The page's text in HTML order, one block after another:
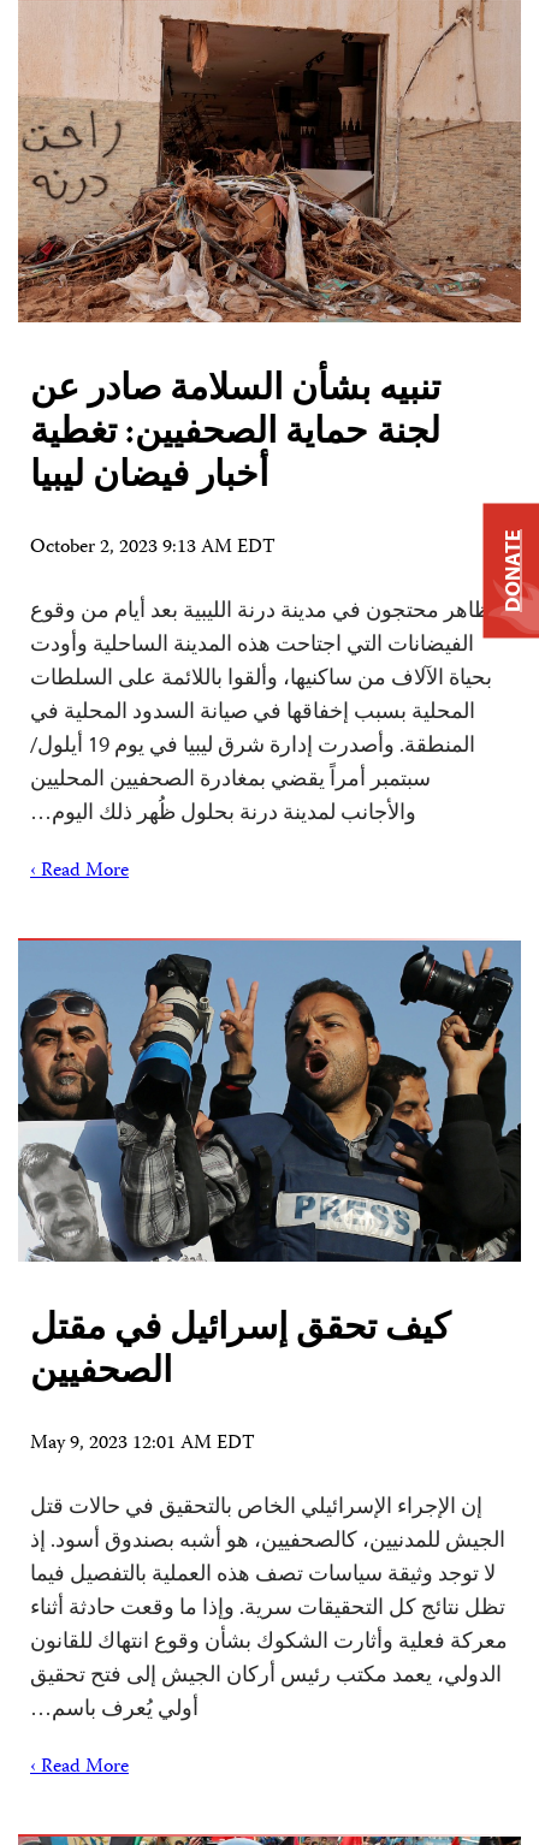
تنبيه بشأن السلامة صادر عن
لجنة حماية الصحفيين: تغطية
أخبار فيضان ليبيا
October 2, 2023 9:13 AM EDT
تظاهر محتجون في مدينة درنة الليبية بعد أيام من وقوع
الفيضانات التي اجتاحت هذه المدينة الساحلية وأودت
بحياة الآلاف من ساكنيها، وألقوا باللائمة على السلطات
المحلية بسبب إخفاقها في صيانة السدود المحلية في
المنطقة. وأصدرت إدارة شرق ليبيا في يوم 19 أيلول/
سبتمبر أمراً يقضي بمغادرة الصحفيين المحليين
والأجانب لمدينة درنة بحلول ظُهر ذلك اليوم…
Read More ›
كيف تحقق إسرائيل في مقتل
الصحفيين
May 9, 2023 12:01 AM EDT
إن الإجراء الإسرائيلي الخاص بالتحقيق في حالات قتل
الجيش للمدنيين، كالصحفيين، هو أشبه بصندوق أسود. إذ
لا توجد وثيقة سياسات تصف هذه العملية بالتفصيل فيما
تظل نتائج كل التحقيقات سرية. وإذا ما وقعت حادثة أثناء
معركة فعلية وأثارت الشكوك بشأن وقوع انتهاك للقانون
الدولي، يعمد مكتب رئيس أركان الجيش إلى فتح تحقيق
أولي يُعرف باسم…
Read More ›
DONATE